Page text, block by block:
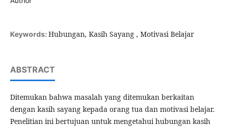
Keywords: Hubungan, Kasih Sayang , Motivasi Belajar
ABSTRACT
Ditemukan bahwa masalah yang ditemukan berkaitan
dengan kasih sayang kepada orang tua dan motivasi belajar.
Penelitian ini bertujuan untuk mengetahui hubungan kasih